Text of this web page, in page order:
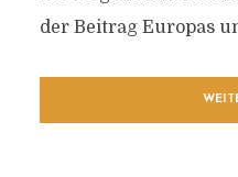
der Beitrag Europas